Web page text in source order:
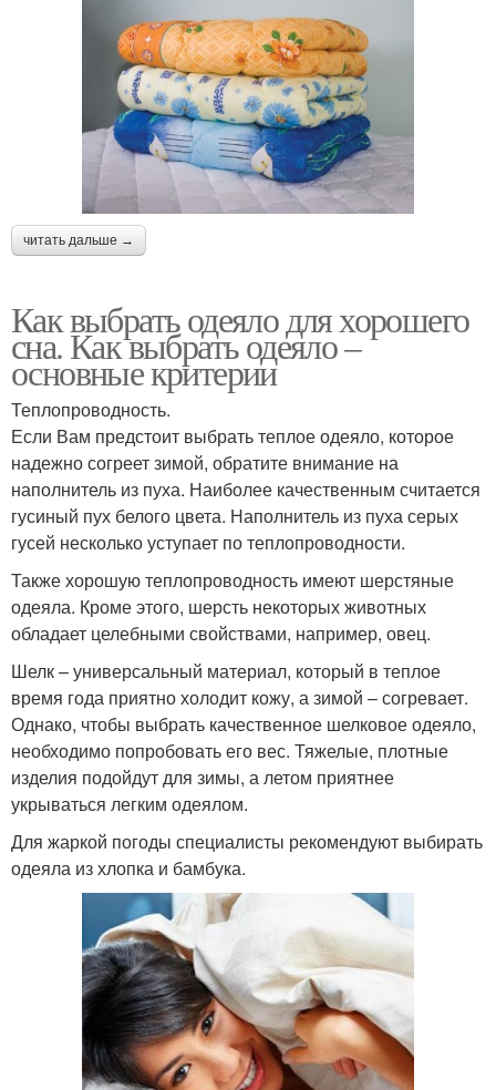
читать дальше →
Как выбрать одеяло для хорошего
сна. Как выбрать одеяло –
основные критерии
Теплопроводность.
Если Вам предстоит выбрать теплое одеяло, которое
надежно согреет зимой, обратите внимание на
наполнитель из пуха. Наиболее качественным считается
гусиный пух белого цвета. Наполнитель из пуха серых
гусей несколько уступает по теплопроводности.
Также хорошую теплопроводность имеют шерстяные
одеяла. Кроме этого, шерсть некоторых животных
обладает целебными свойствами, например, овец.
Шелк – универсальный материал, который в теплое
время года приятно холодит кожу, а зимой – согревает.
Однако, чтобы выбрать качественное шелковое одеяло,
необходимо попробовать его вес. Тяжелые, плотные
изделия подойдут для зимы, а летом приятнее
укрываться легким одеялом.
Для жаркой погоды специалисты рекомендуют выбирать
одеяла из хлопка и бамбука.